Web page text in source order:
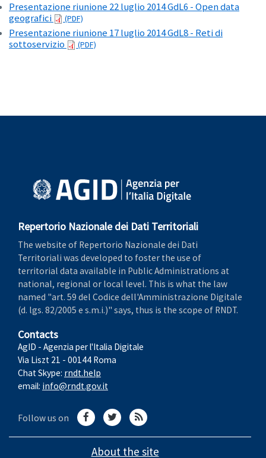
Presentazione riunione 22 luglio 2014 GdL6 - Open data
geografici
Presentazione riunione 17 luglio 2014 GdL8 - Reti di
sottoservizio
Repertorio Nazionale dei Dati Territoriali
The website of Repertorio Nazionale dei Dati
Territoriali was developed to foster the use of
territorial data available in Public Administrations at
national, regional or local level. This is what the law
named "art. 59 del Codice dell'Amministrazione Digitale
(d. lgs. 82/2005 e s.m.i.)" says, thus is the scope of RNDT.
Contacts
AgID - Agenzia per l'Italia Digitale
Via Liszt 21 - 00144 Roma
Chat Skype: rndt.help
email: info@rndt.gov.it
Follow us on
About the site